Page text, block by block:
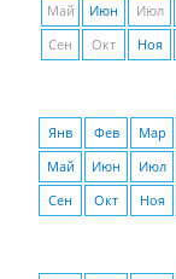
Май
Июн Июл
Сен
Окт Ноя
Янв Фев Мар
Май
Июн Июл
Сен
Окт Ноя